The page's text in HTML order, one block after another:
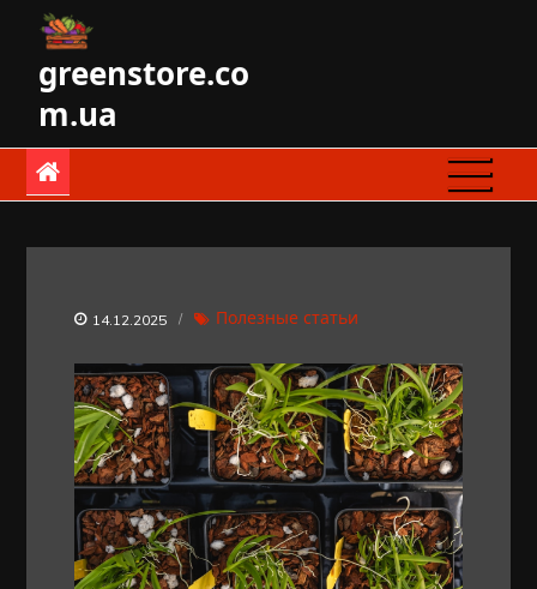
contentgreenstore.co
m.ua
14.12.2025 Полезные статьи